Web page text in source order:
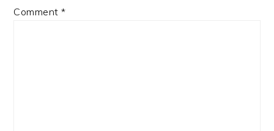
Comment*